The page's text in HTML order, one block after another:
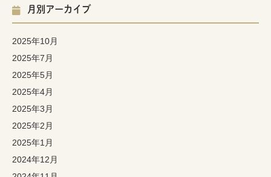
月別アーカイブ
2025年10月
2025年7月
2025年5月
2025年4月
2025年3月
2025年2月
2025年1月
2024年12月